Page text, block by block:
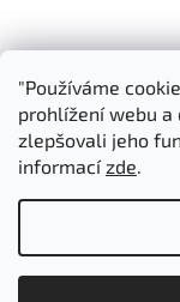
"Používáme
prohlížení webu a
zlepšovali jeho
informacízde.